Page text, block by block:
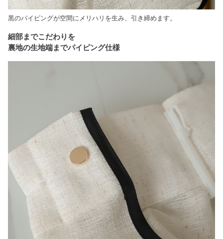
黒のパイピングが空間にメリハリを生み、引き締めます。
細部までこだわりを
裏地の生地端までパイピング仕様